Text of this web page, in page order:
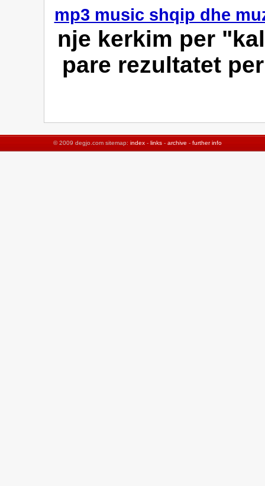
mp3 music shqip dhe
nje kerkim per
pare rezultatet
© 2009 degjo.com sitemap: index - links - archive - further info